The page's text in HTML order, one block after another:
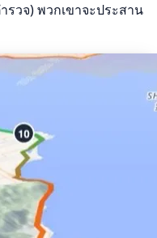
รวจ) พวกเขาจะประสาน